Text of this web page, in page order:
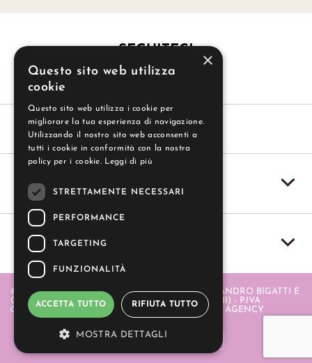
SEGUITECI
SERVIZIO CLIENTI
IL MIO ACCOUNT
© 2004-2026 GUZZI SAS - GUZZI SAS DI ALESSANDRO BIGATTI E
C. - PIAZZA ITALIA 20 - 20064 GORGONZOLA (MI) - P.IVA
06580880968 . REALIZZATO DA
- APERION WEB AGENCY
×
Questo sito web utilizza
cookie
Questo sito web utilizza i cookie per
migliorare la tua esperienza di navigazione.
Utilizzando il nostro sito web acconsenti a
tutti i cookie in conformità con la nostra
policy per i cookie. Leggi di più
STRETTAMENTE NECESSARI
PERFORMANCE
TARGETING
FUNZIONALITÀ
ACCETTA TUTTO RIFIUTA TUTTO
MOSTRA DETTAGLI